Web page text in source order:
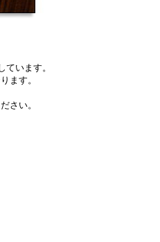
います。
ます。
さい。
ツ・タホ_クローム/ステンレス・シル
_クローム/ステンレス_パーツ・ＨＨＲ
ツワゴン_クローム/ステンレス・ＤＴ
ンレス・ＳＲＸ_クローム/ステンレス
ム・ＭＫＺ_・ゼファー_クローム/ス
ム/ステンレス・スカイライン_クロー
ツ・エクステラ_クローム/ステンレ